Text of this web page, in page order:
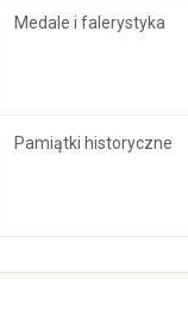
Medale i falerystyka
Pamiątki historyczne